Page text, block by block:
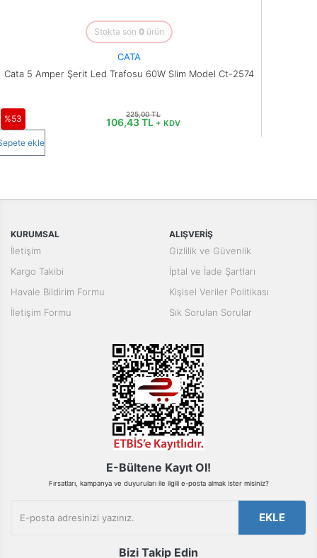
Stokta son 0 ürün
CATA
Cata 5 Amper Şerit Led Trafosu 60W Slim Model Ct-2574
%53 225,00 TL
106,43 TL + KDV
ekle
KURUMSAL
İletişim
Kargo Takibi
Havale Bildirim Formu
İletişim Formu
ALIŞVERİŞ
Gizlilik ve Güvenlik
İptal ve İade Şartları
Kişisel Veriler Politikası
Sık Sorulan Sorular
E-Bültene Kayıt Ol!
Fırsatları, kampanya ve duyuruları ile ilgili e-posta almak ister misiniz?
EKLE
Bizi Takip Edin